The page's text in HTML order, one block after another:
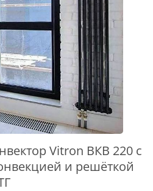
Vitron ВКВ 220 с
и решёткой